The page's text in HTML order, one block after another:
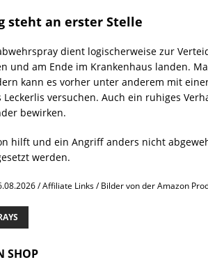
steht an erster Stelle
dient logischerweise zur
und am Ende im Krankenhaus landen.
kann es vorher unter anderem mit
Leckerlis versuchen. Auch ein ruhiges
bewirken.
hilft und ein Angriff anders nicht
werden.
/ Affiliate Links / Bilder von der Amazon
SHOP